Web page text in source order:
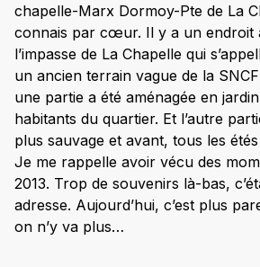
chapelle-Marx Dormoy-Pte de La
connais par cœur. Il y a un endroit
l’impasse de La Chapelle qui
un ancien terrain vague de la
une partie a été aménagée en
habitants du quartier. Et l’autre
plus sauvage et avant, tous les
Je me rappelle avoir vécu des
2013. Trop de souvenirs là-bas,
adresse. Aujourd’hui, c’est plus
on n’y va plus…